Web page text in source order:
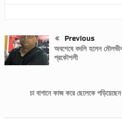
Previous
অবশেষে বদলি হলেন
প্রকৌশলী
চা বাগানে কাজ করে ছেলেকে পড়িয়েছেন